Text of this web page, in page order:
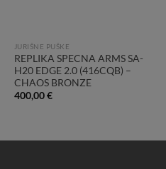
JURIŠNE PUŠKE
REPLIKA SPECNA ARMS SA-
H20 EDGE 2.0 (416CQB) –
CHAOS BRONZE
400,00€